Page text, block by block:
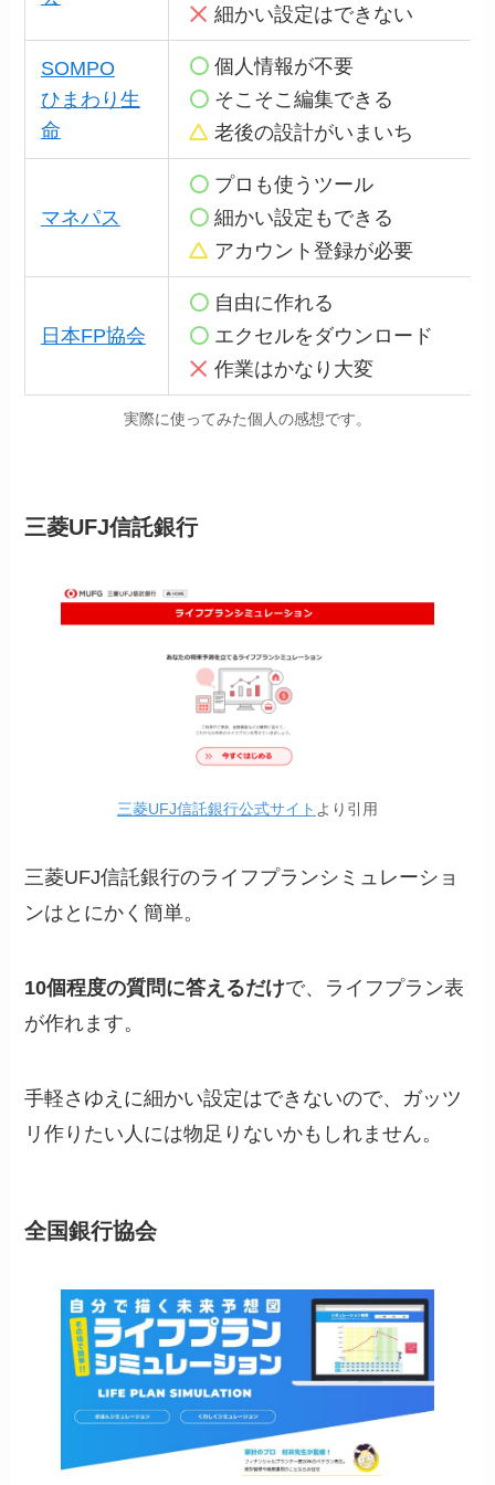
細かい設定はできない
SOMPO
ひまわり生
命
個人情報が不要
そこそこ編集できる
老後の設計がいまいち
マネパス
プロも使うツール
細かい設定もできる
アカウント登録が必要
日本FP協会
自由に作れる
エクセルをダウンロード
作業はかなり大変
実際に使ってみた個人の感想です。
三菱UFJ信託銀行
三菱UFJ信託銀行公式サイト より引用
三菱UFJ信託銀行のライフプランシミュレーショ
ンはとにかく簡単。
10個程度の質問に答えるだけで、ライフプラン表
が作れます。
手軽さゆえに細かい設定はできないので、ガッツ
リ作りたい人には物足りないかもしれません。
全国銀行協会